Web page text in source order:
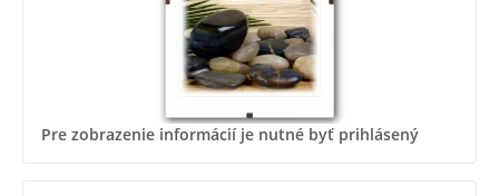
Pre zobrazenie informácií je nutné byť prihlásený